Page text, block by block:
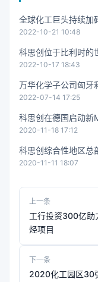
全球化工巨头持续加
2022-10-21 10:48
科思创位于比利时的
2022-10-17 18:43
万华化学子公司匈牙
修
2022-07-14 17:25
科思创在德国启动新
2020-11-18 17:12
科思创综合性地区总
牌
2020-11-11 18:07
上一条
工行投资300亿
烃项目
下一条
2020化工园区30